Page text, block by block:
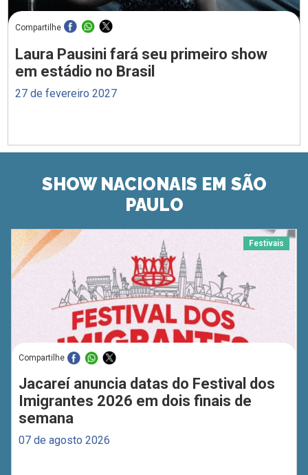
Compartilhe
Laura Pausini fará seu primeiro show
em estádio no Brasil
27 de fevereiro 2027
SHOW NACIONAIS EM SÃO
PAULO
Festivais
Compartilhe
Jacareí anuncia datas do Festival dos
Imigrantes 2026 em dois finais de
semana
07 de agosto 2026